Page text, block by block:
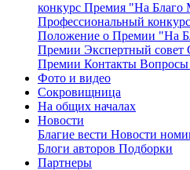
конкурс Премия "На Благо
Профессиональный конкурс
Положение о Премии "На
Премии Экспертный совет
Премии Контакты Вопросы
Фото и видео
Сокровищница
На общих началах
Новости
Благие вести Новости
Блоги авторов Подборки
Партнеры